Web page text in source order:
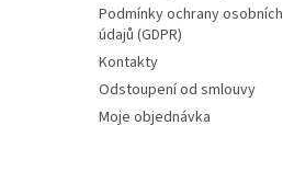
Podmínky ochrany osobních
údajů (GDPR)
Kontakty
Odstoupení od smlouvy
Moje objednávka